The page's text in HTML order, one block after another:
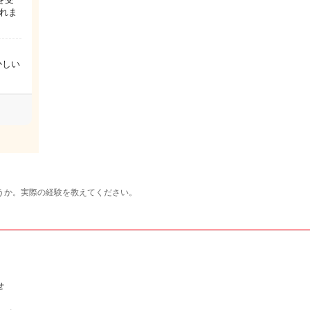
ま
しい
。実際の経験を教えてください。